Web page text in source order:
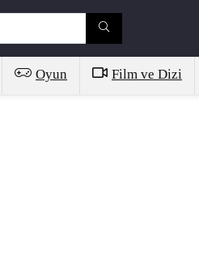
Oyun Film ve Dizi